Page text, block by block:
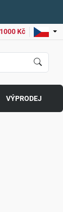
Kč
VÝPRODEJ